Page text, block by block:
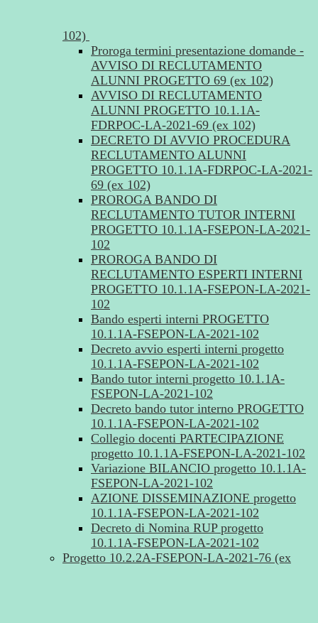
102)
Proroga termini presentazione domande -
AVVISO DI RECLUTAMENTO
ALUNNI PROGETTO 69 (ex 102)
AVVISO DI RECLUTAMENTO
ALUNNI PROGETTO 10.1.1A-
FDRPOC-LA-2021-69 (ex 102)
DECRETO DI AVVIO PROCEDURA
RECLUTAMENTO ALUNNI
PROGETTO 10.1.1A-FDRPOC-LA-2021-
69 (ex 102)
PROROGA BANDO DI
RECLUTAMENTO TUTOR INTERNI
PROGETTO 10.1.1A-FSEPON-LA-2021-
102
PROROGA BANDO DI
RECLUTAMENTO ESPERTI INTERNI
PROGETTO 10.1.1A-FSEPON-LA-2021-
102
Bando esperti interni PROGETTO
10.1.1A-FSEPON-LA-2021-102
Decreto avvio esperti interni progetto
10.1.1A-FSEPON-LA-2021-102
Bando tutor interni progetto 10.1.1A-
FSEPON-LA-2021-102
Decreto bando tutor interno PROGETTO
10.1.1A-FSEPON-LA-2021-102
Collegio docenti PARTECIPAZIONE
progetto 10.1.1A-FSEPON-LA-2021-102
Variazione BILANCIO progetto 10.1.1A-
FSEPON-LA-2021-102
AZIONE DISSEMINAZIONE progetto
10.1.1A-FSEPON-LA-2021-102
Decreto di Nomina RUP progetto
10.1.1A-FSEPON-LA-2021-102
Progetto 10.2.2A-FSEPON-LA-2021-76 (ex